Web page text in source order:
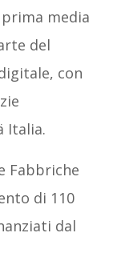
media
del
con
Italia.
Fabbriche
di 110
dal